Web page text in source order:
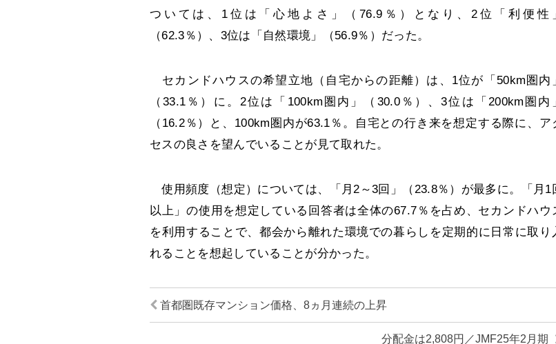
ついては、1位は「心地よさ」（76.9％）となり、2位「利便性
（62.3％）、3位は「自然環境」（56.9％）だった。
セカンドハウスの希望立地（自宅からの距離）は、1位が「50km圏内
（33.1％）に。2位は「100km圏内」（30.0％）、3位は「200km圏内
（16.2％）と、100km圏内が63.1％。自宅との行き来を想定する際に、ア
セスの良さを望んでいることが見て取れた。
使用頻度（想定）については、「月2～3回」（23.8％）が最多に。「月1
以上」の使用を想定している回答者は全体の67.7％を占め、セカンドハウ
を利用することで、都会から離れた環境での暮らしを定期的に日常に取り
れることを想起していることが分かった。
首都圏既存マンション価格、8ヵ月連続の上昇
分配金は2,808円／JMF25年2月期